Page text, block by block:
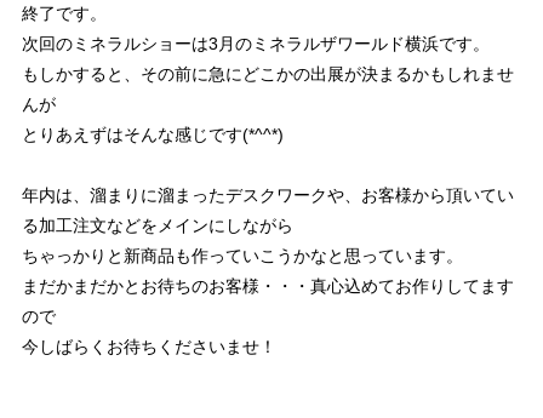
終了です。
次回のミネラルショーは3月のミネラルザワールド横浜です。
もしかすると、その前に急にどこかの出展が決まるかもしれませ
んが
とりあえずはそんな感じです(*^^*)
年内は、溜まりに溜まったデスクワークや、お客様から頂いてい
る加工注文などをメインにしながら
ちゃっかりと新商品も作っていこうかなと思っています。
まだかまだかとお待ちのお客様・・・真心込めてお作りしてます
ので
今しばらくお待ちくださいませ！